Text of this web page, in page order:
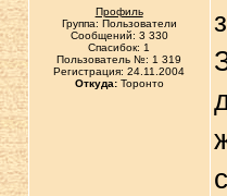
Профиль
Группа: Пользователи
Сообщений: 3 330
Спасибок: 1
Пользователь №: 1 319
Регистрация: 24.11.2004
Откуда:Торонто